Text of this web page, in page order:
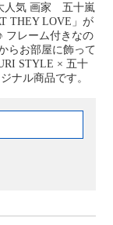
人気 画家 五十嵐
THEY LOVE」が
フレーム付きなの
らお部屋に飾って
STYLE × 五十
ナル商品です。